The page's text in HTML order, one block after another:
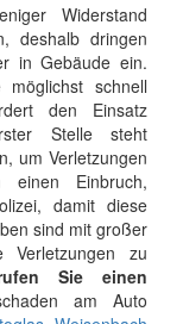
Widerstand
deshalb dringen
in Gebäude ein.
schnell
den Einsatz
Stelle steht
um Verletzungen
Einbruch,
damit diese
sind mit großer
Verletzungen zu
Sie einen
am Auto